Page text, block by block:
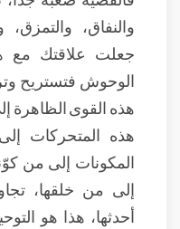
والنفاق، والتمزق،
جعلت علاقتك مع
الوحوش فتستريح
هذه القوى الظاهرة
هذه المتحركات
المكونات إلى من
إلى من خلقها،
أحدثها، هذا هو